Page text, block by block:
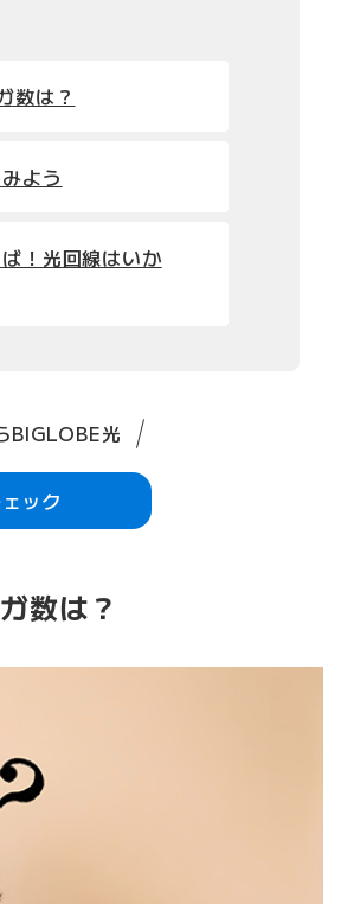
数は？
よう
！光回線はいか
BIGLOBE光
ック
数は？